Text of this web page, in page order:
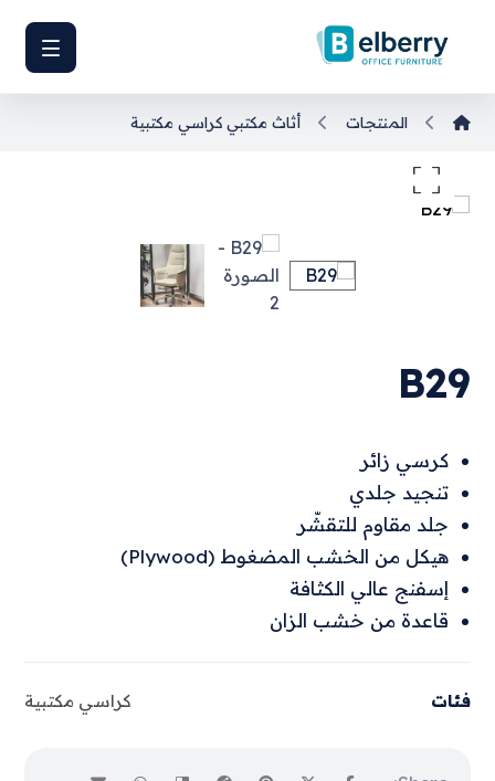
المنتجات أثاث مكتبي كراسي مكتبية
B29
كرسي زائر
تنجيد جلدي
جلد مقاوم للتقشّر
هيكل من الخشب المضغوط (Plywood)
إسفنج عالي الكثافة
قاعدة من خشب الزان
فئات كراسي مكتبية